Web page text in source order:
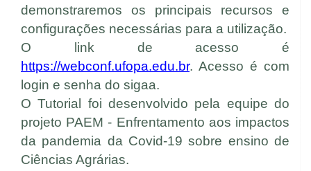
demonstraremos os principais recursos e
configurações necessárias para a utilização.
O link de acesso é
https://webconf.ufopa.edu.br. Acesso é com
login e senha do sigaa.
O Tutorial foi desenvolvido pela equipe do
projeto PAEM - Enfrentamento aos impactos
da pandemia da Covid-19 sobre ensino de
Ciências Agrárias.